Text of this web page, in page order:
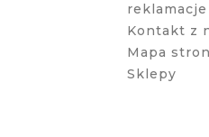
reklamacje
Kontakt z
Mapa
Sklepy